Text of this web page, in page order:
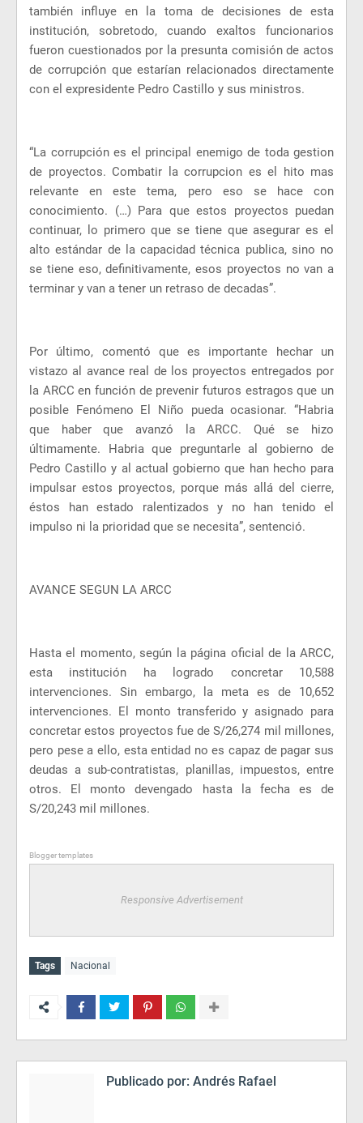
también influye en la toma de decisiones de esta
institución, sobretodo, cuando exaltos funcionarios
fueron cuestionados por la presunta comisión de actos
de corrupción que estarían relacionados directamente
con el expresidente Pedro Castillo y sus ministros.
“La corrupción es el principal enemigo de toda gestion
de proyectos. Combatir la corrupcion es el hito mas
relevante en este tema, pero eso se hace con
conocimiento. (…) Para que estos proyectos puedan
continuar, lo primero que se tiene que asegurar es el
alto estándar de la capacidad técnica publica, sino no
se tiene eso, definitivamente, esos proyectos no van a
terminar y van a tener un retraso de decadas”.
Por último, comentó que es importante hechar un
vistazo al avance real de los proyectos entregados por
la ARCC en función de prevenir futuros estragos que un
posible Fenómeno El Niño pueda ocasionar. “Habria
que haber que avanzó la ARCC. Qué se hizo
últimamente. Habria que preguntarle al gobierno de
Pedro Castillo y al actual gobierno que han hecho para
impulsar estos proyectos, porque más allá del cierre,
éstos han estado ralentizados y no han tenido el
impulso ni la prioridad que se necesita”, sentenció.
AVANCE SEGUN LA ARCC
Hasta el momento, según la página oficial de la ARCC,
esta institución ha logrado concretar 10,588
intervenciones. Sin embargo, la meta es de 10,652
intervenciones. El monto transferido y asignado para
concretar estos proyectos fue de S/26,274 mil millones,
pero pese a ello, esta entidad no es capaz de pagar sus
deudas a sub-contratistas, planillas, impuestos, entre
otros. El monto devengado hasta la fecha es de
S/20,243 mil millones.
Blogger templates
Responsive Advertisement
Tags Nacional
Publicado por: Andrés Rafael